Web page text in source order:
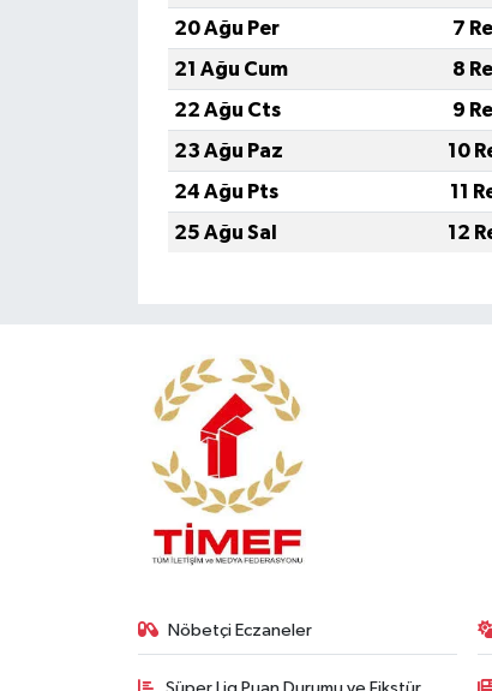
20 Ağu Per
7
21 Ağu Cum
8
22 Ağu Cts
9
23 Ağu Paz
10
24 Ağu Pts
11
25 Ağu Sal
12
Nöbetçi Eczaneler